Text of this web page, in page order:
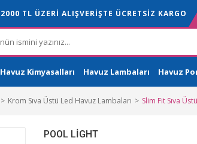
2000 TL ÜZERİ ALIŞVERİŞTE ÜCRETSİZ KARGO
Havuz Kimyasalları Havuz Lambaları Havuz
Krom Sıva Üstü Led Havuz Lambaları Slim Fit Sıva
POOL LIGHT